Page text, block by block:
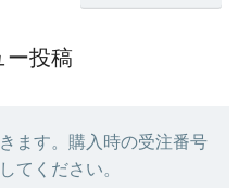
ー投稿
ます。購入時の受注番号
てください。